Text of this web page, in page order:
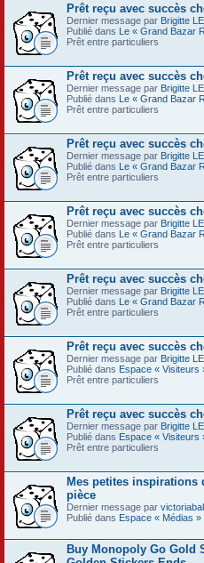
Prêt reçu avec succès
Dernier message par Brigitte
Publié dans Le « Grand Bazar
Prêt entre particuliers
Prêt reçu avec succès
Dernier message par Brigitte
Publié dans Le « Grand Bazar
Prêt entre particuliers
Prêt reçu avec succès
Dernier message par Brigitte
Publié dans Le « Grand Bazar
Prêt entre particuliers
Prêt reçu avec succès
Dernier message par Brigitte
Publié dans Le « Grand Bazar
Prêt entre particuliers
Prêt reçu avec succès
Dernier message par Brigitte
Publié dans Le « Grand Bazar
Prêt entre particuliers
Prêt reçu avec succès
Dernier message par Brigitte
Publié dans Espace « Visiteurs
Prêt entre particuliers
Prêt reçu avec succès
Dernier message par Brigitte
Publié dans Espace « Visiteurs
Prêt entre particuliers
Mes petites inspirations
pièce
Dernier message par
Publié dans Espace « Médias »
Buy Monopoly Go Gold